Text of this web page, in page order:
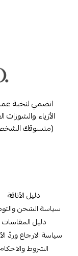
انضمي لنخبة
الأزياء
(متسوقك
دليل الأناقة
سياسة الشحن
دليل المقاسات
سياسة الارجاع وردّ
الشروط والاحكام